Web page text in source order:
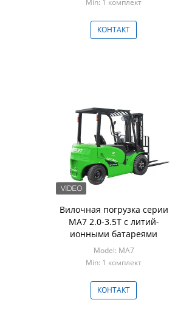
Min: 1 комплект
КОНТАКТ
Вилочная погрузка серии
MA7 2.0-3.5T с литий-
ионными батареями
Model: МА7
Min: 1 комплект
КОНТАКТ